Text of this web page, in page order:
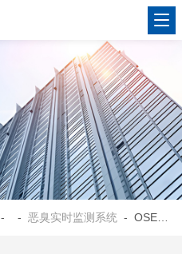
- -恶臭实时监测系统 - OSEN-OU福建大型垃圾填埋场恶臭气体实时监控设备